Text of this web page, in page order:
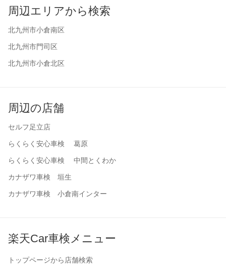
周辺エリアから検索
北九州市小倉南区
北九州市門司区
北九州市小倉北区
周辺の店舗
セルフ足立店
らくらく安心車検 葛原
らくらく安心車検 中間とくわか
カナザワ車検 垣生
カナザワ車検 小倉南インター
楽天Car車検メニュー
トップページから店舗検索